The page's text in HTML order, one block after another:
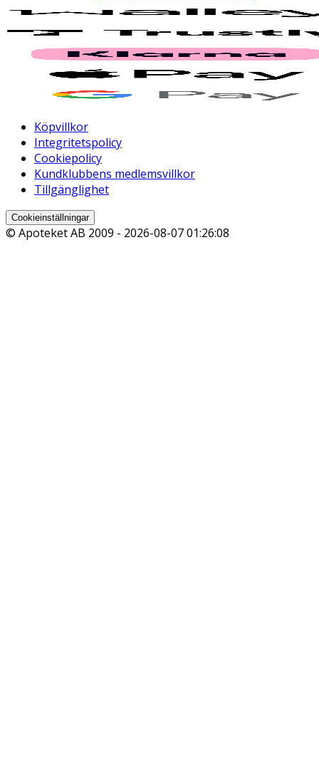
Köpvillkor
Integritetspolicy
Cookiepolicy
Kundklubbens medlemsvillkor
Tillgänglighet
Cookieinställningar
© Apoteket AB 2009 - 2026-08-07 01:26:08